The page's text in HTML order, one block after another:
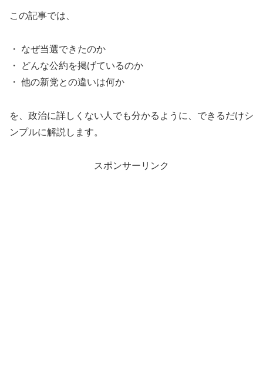
この記事では、
・ なぜ当選できたのか
・ どんな公約を掲げているのか
・ 他の新党との違いは何か
を、政治に詳しくない人でも分かるように、できるだけシ
ンプルに解説します。
スポンサーリンク